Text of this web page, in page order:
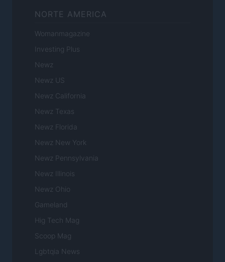
NORTE AMERICA
Womanmagazine
Investing Plus
Newz
Newz US
Newz California
Newz Texas
Newz Florida
Newz New York
Newz Pennsylvania
Newz Illinois
Newz Ohio
Gameland
Hig Tech Mag
Scoop Mag
Lgbtqia News